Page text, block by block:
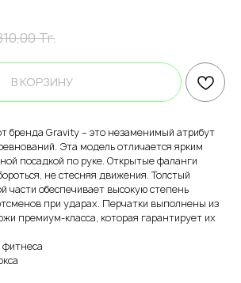
Тг.
В КОРЗИНУ
бренда Gravity – это незаменимый атрибут
Эта модель отличается ярким
посадкой по руке. Открытые фаланги
не стесняя движения. Толстый
части обеспечивает высокую степень
при ударах. Перчатки выполнены из
премиум-класса, которая гарантирует их
фитнеса